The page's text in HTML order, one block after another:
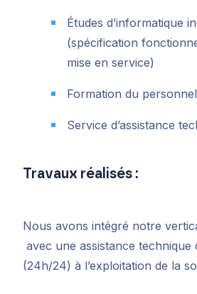
Études d’informatique
(spécification
mise en service)
Formation du
Service d’assistance
Travaux réalisés :
Nous avons intégré notre
avec une assistance technique
(24h/24) à l’exploitation de la